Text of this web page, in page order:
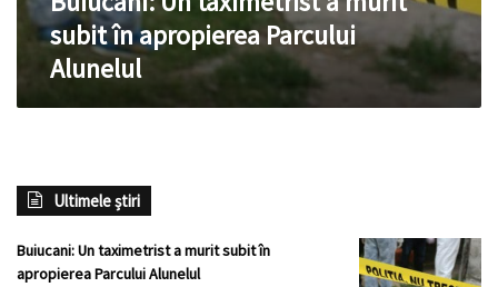
subit în apropierea Parcului
Alunelul
Ultimele știri
Buiucani: Un taximetrist a murit subit în
apropierea Parcului Alunelul